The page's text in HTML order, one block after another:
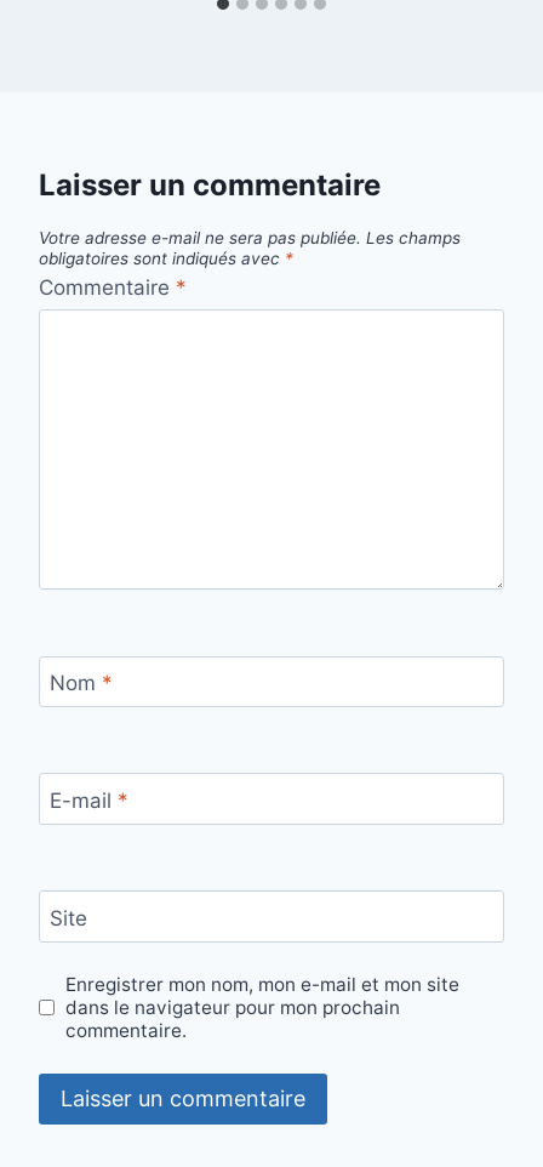
Laisser un commentaire
Votre adresse e-mail ne sera pas publiée. Les champs
obligatoires sont indiqués avec *
Commentaire *
Nom *
E-mail *
Site
Enregistrer mon nom, mon e-mail et mon site
dans le navigateur pour mon prochain
commentaire.